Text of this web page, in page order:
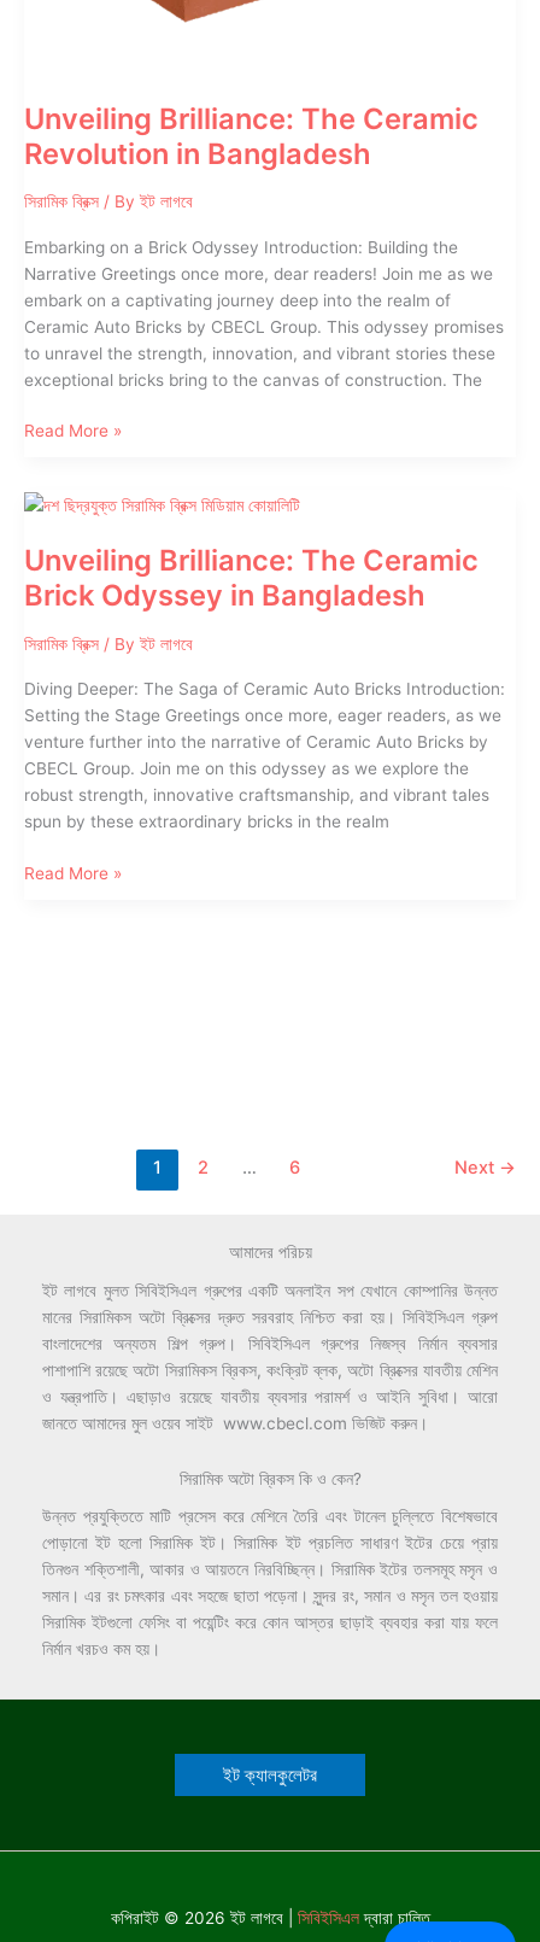
Unveiling Brilliance: The Ceramic
Revolution in Bangladesh
সিরামিক ব্রিক্স / By ইট লাগবে
Embarking on a Brick Odyssey Introduction: Building the
Narrative Greetings once more, dear readers! Join me as we
embark on a captivating journey deep into the realm of
Ceramic Auto Bricks by CBECL Group. This odyssey promises
to unravel the strength, innovation, and vibrant stories these
exceptional bricks bring to the canvas of construction. The
Unveiling
Ceramic
in
Bangladesh
Read More »
Unveiling Brilliance: The Ceramic
Brick Odyssey in Bangladesh
সিরামিক ব্রিক্স / By ইট লাগবে
Diving Deeper: The Saga of Ceramic Auto Bricks Introduction:
Setting the Stage Greetings once more, eager readers, as we
venture further into the narrative of Ceramic Auto Bricks by
CBECL Group. Join me on this odyssey as we explore the
robust strength, innovative craftsmanship, and vibrant tales
spun by these extraordinary bricks in the realm
Unveiling
Read More »
1 2 … 6 Next →
আমাদের পরিচয়
ইট লাগবে মুলত সিবিইসিএল গ্রুপের একটি অনলাইন সপ যেখানে কোম্পানির উন্নত
মানের সিরামিকস অটো ব্রিক্সের দ্রুত সরবরাহ নিশ্চিত করা হয়। সিবিইসিএল গ্রুপ
বাংলাদেশের অন্যতম শিল্প গ্রুপ। সিবিইসিএল গ্রুপের নিজস্ব নির্মান ব্যবসার
পাশাপাশি রয়েছে অটো সিরামিকস ব্রিকস, কংক্রিট ব্লক, অটো ব্রিক্সের যাবতীয় মেশিন
ও যন্ত্রপাতি। এছাড়াও রয়েছে যাবতীয় ব্যবসার পরামর্শ ও আইনি সুবিধা। আরো
জানতে আমাদের মুল ওয়েব সাইট www.cbecl.com ভিজিট করুন।
সিরামিক অটো ব্রিকস কি ও কেন?
উন্নত প্রযুক্তিতে মাটি প্রসেস করে মেশিনে তৈরি এবং টানেল চুল্লিতে বিশেষভাবে
পোড়ানো ইট হলো সিরামিক ইট। সিরামিক ইট প্রচলিত সাধারণ ইটের চেয়ে প্রায়
তিনগুন শক্তিশালী, আকার ও আয়তনে নিরবিচ্ছিন্ন। সিরামিক ইটের তলসমূহ মসৃন ও
সমান। এর রং চমৎকার এবং সহজে ছাতা পড়েনা। সুন্দর রং, সমান ও মসৃন তল হওয়ায়
সিরামিক ইটগুলো ফেসিং বা পয়েন্টিং করে কোন আস্তর ছাড়াই ব্যবহার করা যায় ফলে
নির্মান খরচও কম হয়।
ইট ক্যালকুলেটর
কপিরাইট © 2026 ইট লাগবে | সিবিইসিএলদ্বারা চালিত